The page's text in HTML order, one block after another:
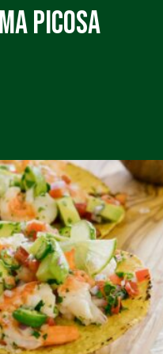
Picosa